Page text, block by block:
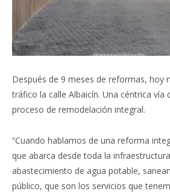
Después de 9 meses de reformas, hoy
tráfico la calle Albaicín. Una céntrica vía
proceso de remodelación integral.
“Cuando hablamos de una reforma
que abarca desde toda la
abastecimiento de agua potable,
público, que son los servicios que